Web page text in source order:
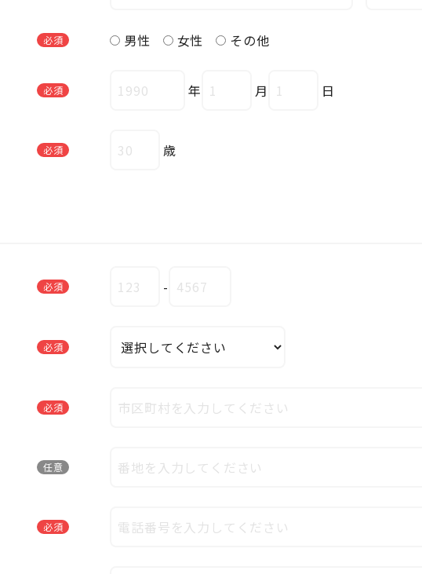
必須 男性 女性 その他
必須 年 月 日
必須 歳
必須 -
必須
必須
任意
必須